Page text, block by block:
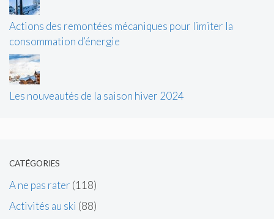
Actions des remontées mécaniques pour limiter la
consommation d’énergie
Les nouveautés de la saison hiver 2024
CATÉGORIES
A ne pas rater (118)
Activités au ski (88)